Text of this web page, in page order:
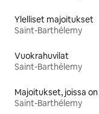
Ylelliset majoitukset
Saint-Barthélemy
Vuokrahuvilat
Saint-Barthélemy
Saint-Barthélemy